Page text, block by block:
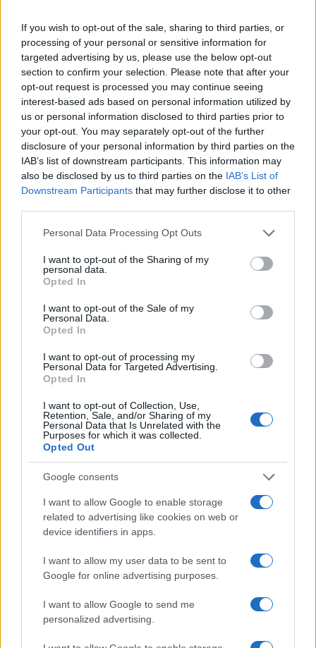
If you wish to opt-out of the sale, sharing to third parties, or
processing of your personal or sensitive information for
targeted advertising by us, please use the below opt-out
section to confirm your selection. Please note that after your
opt-out request is processed you may continue seeing
interest-based ads based on personal information utilized by
us or personal information disclosed to third parties prior to
your opt-out. You may separately opt-out of the further
disclosure of your personal information by third parties on the
IAB’s list of downstream participants. This information may
also be disclosed by us to third parties on the IAB’s List of
Downstream Participants that may further disclose it to other
Please note that this website/app uses one or more Google
not limited to your visit or usage behaviour. You may click to
grant or deny consent to Google and its third-party tags to
use your data for below specified purposes in below Google
consent section.
Personal Data Processing Opt Outs
I want to opt-out of the Sharing of my
personal data.
Opted In
I want to opt-out of the Sale of my
Personal Data.
Opted In
I want to opt-out of processing my
Personal Data for Targeted Advertising.
Opted In
I want to opt-out of Collection, Use,
Retention, Sale, and/or Sharing of my
Personal Data that Is Unrelated with the
Purposes for which it was collected.
Opted Out
Google consents
I want to allow Google to enable storage
related to advertising like cookies on web or
device identifiers in apps.
I want to allow my user data to be sent to
Google for online advertising purposes.
I want to allow Google to send me
personalized advertising.
Ouro e dólar sob pressão: como os mercados estão
respondendo às últimas notícias
Beatriz Almeida · 6 ago 2026
Presidente Lula propõe política fiscal séria para reduzir juros e
critica limitações orçamentárias
Rafael Oliveira · 6 ago 2026
FINANÇA